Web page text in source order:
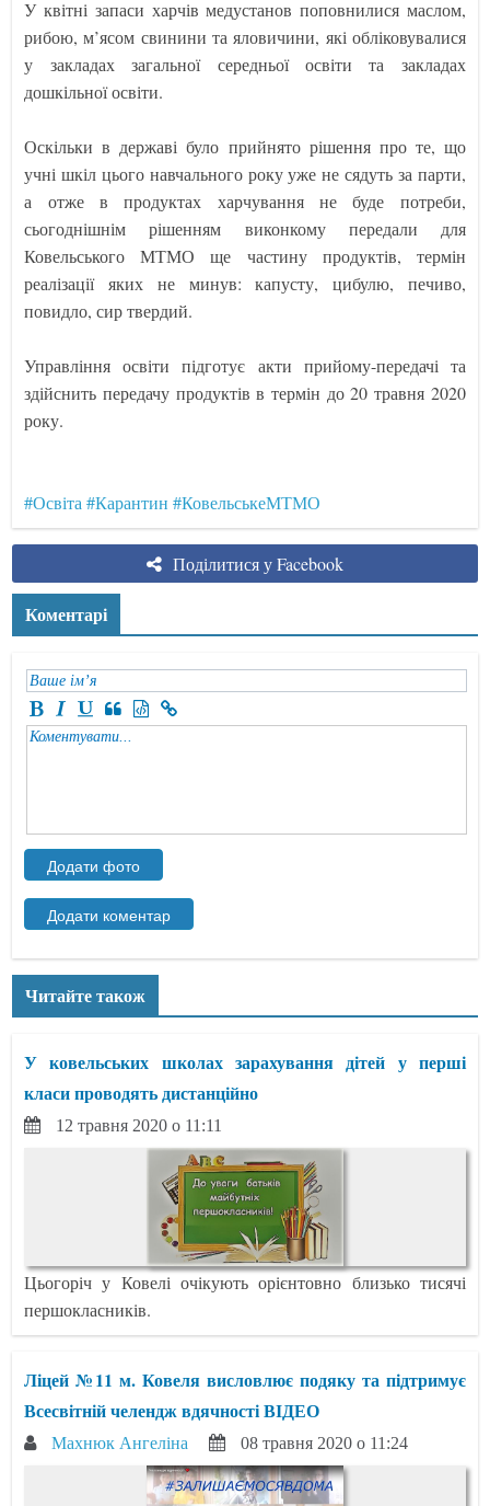
У квітні запаси харчів медустанов поповнилися маслом,
рибою, м’ясом свинини та яловичини, які обліковувалися
у закладах загальної середньої освіти та закладах
дошкільної освіти.
Оскільки в державі було прийнято рішення про те, що
учні шкіл цього навчального року уже не сядуть за парти,
а отже в продуктах харчування не буде потреби,
сьогоднішнім рішенням виконкому передали для
Ковельського МТМО ще частину продуктів, термін
реалізації яких не минув: капусту, цибулю, печиво,
повидло, сир твердий.
Управління освіти підготує акти прийому-передачі та
здійснить передачу продуктів в термін до 20 травня 2020
року.
#Освіта #Карантин #КовельськеМТМО
Поділитися у Facebook
Коментарі
Читайте також
У ковельських школах зарахування дітей у перші
класи проводять дистанційно
12 травня 2020 о 11:11
Цьогоріч у Ковелі очікують орієнтовно близько тисячі
першокласників.
Ліцей №11 м. Ковеля висловлює подяку та підтримує
Всесвітній челендж вдячності ВІДЕО
Махнюк Ангеліна 08 травня 2020 о 11:24